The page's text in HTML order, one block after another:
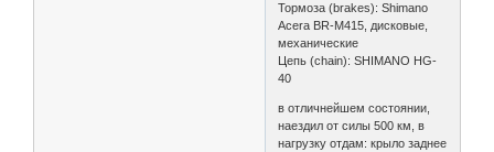
Тормоза (brakes): Shimano
Acera BR-M415, дисковые,
механические
Цепь (chain): SHIMANO HG-
40
в отличнейшем состоянии,
наездил от силы 500 км, в
нагрузку отдам: крыло заднее